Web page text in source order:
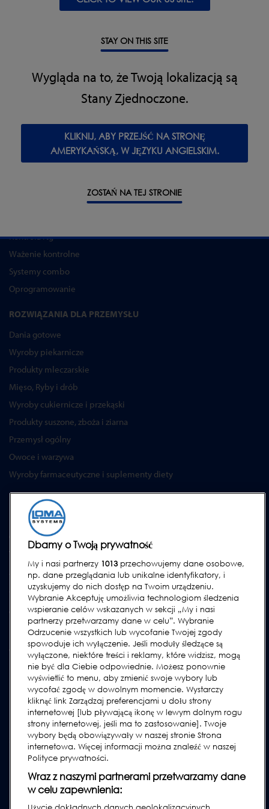
STAY ON THIS SITE
Wygląda na to, że Twoją lokalizacją są
Stany Zjednoczone.
KLIKNIJ, ABY PRZEJŚĆ NA STRONĘ
AMERYKAŃSKĄ, W JĘZYKU ANGIELSKIM.
ZOSTAŃ NA TEJ STRONIE
utrzymać samowystarczalność i spełnić wymagania
Kontrola rtg
Ważenie kontrolne
Systemy combo
Oprogramowanie
ROZWIĄZANIA DLA PRZEMYSŁU
Dania gotowe
Wyroby piekarnicze
Produkty mleczarskie
Mięso, Ryby i drób
Wyroby cukiernicze i przekąski
Produkty suszone, zboża i ziarna
Przemysł ogólny
Owoce i warzywa
Wyroby farmaceutyczne i suplementy diety
USŁUGI
Programy serwisowe
Części zamienne
Testery
Akademia Loma Systems
Aktualizacje
WSPARCIE
Kontakt
Wezwij serwis
Instrukcje obsługi
Poradniki
Urządzenia lock & cintex
Subscribe to our Newsletter
Dbamy o Twoją prywatność
My i nasi partnerzy 1013przechowujemy dane osobowe,
np. dane przeglądania lub unikalne identyfikatory, i
uzyskujemy do nich dostęp na Twoim urządzeniu.
Wybranie Akceptuję umożliwia technologiom śledzenia
wspieranie celów wskazanych w sekcji „My i nasi
partnerzy przetwarzamy dane w celu”. Wybranie
Odrzucenie wszystkich lub wycofanie Twojej zgody
spowoduje ich wyłączenie. Jeśli moduły śledzące są
wyłączone, niektóre treści i reklamy, które widzisz, mogą
nie być dla Ciebie odpowiednie. Możesz ponownie
wyświetlić to menu, aby zmienić swoje wybory lub
wycofać zgodę w dowolnym momencie. Wystarczy
kliknąć link Zarządzaj preferencjami u dołu strony
internetowej [lub pływającą ikonę w lewym dolnym rogu
strony internetowej, jeśli ma to zastosowanie]. Twoje
wybory będą obowiązywały w naszej stronie Strona
internetowa. Więcej informacji można znaleźć w naszej
Polityce prywatności.
Wraz z naszymi partnerami przetwarzamy dane
w celu zapewnienia: